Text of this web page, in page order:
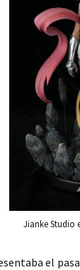
Jianke Studio
el